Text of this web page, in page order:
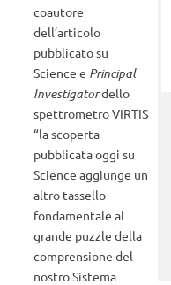
coautore
dell’articolo
pubblicato su
Science e Principal
Investigatordello
spettrometro VIRTIS
“la scoperta
pubblicata oggi su
Science aggiunge un
altro tassello
fondamentale al
grande puzzle della
comprensione del
nostro Sistema